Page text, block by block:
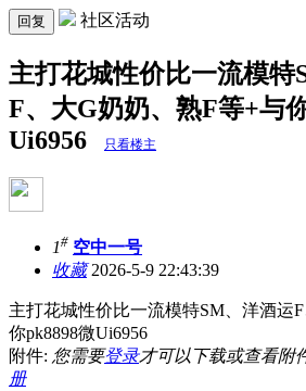
回复 社区活动
主打花城性价比一流模特
F、大G奶奶、熟F等+与
Ui6956
只看楼主
1# 空中一号
收藏2026-5-9 22:43:39
主打花城性价比一流模特SM、洋酒运
你pk8898微Ui6956
附件: 您需要登录才可以下载或查看附
册